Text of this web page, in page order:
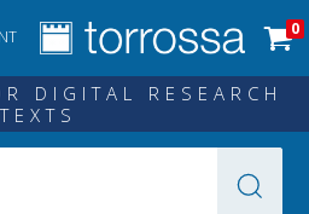
0
DIGITAL RESEARCH
TEXTS